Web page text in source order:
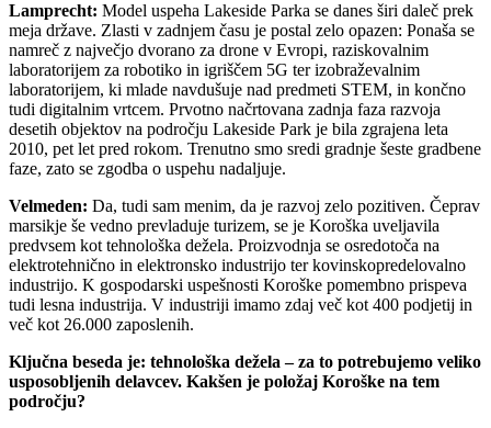
Lamprecht: Model uspeha Lakeside Parka se danes širi daleč prek
meja države. Zlasti v zadnjem času je postal zelo opazen: Ponaša se
namreč z največjo dvorano za drone v Evropi, raziskovalnim
laboratorijem za robotiko in igriščem 5G ter izobraževalnim
laboratorijem, ki mlade navdušuje nad predmeti STEM, in končno
tudi digitalnim vrtcem. Prvotno načrtovana zadnja faza razvoja
desetih objektov na področju Lakeside Park je bila zgrajena leta
2010, pet let pred rokom. Trenutno smo sredi gradnje šeste gradbene
faze, zato se zgodba o uspehu nadaljuje.
Velmeden: Da, tudi sam menim, da je razvoj zelo pozitiven. Čeprav
marsikje še vedno prevladuje turizem, se je Koroška uveljavila
predvsem kot tehnološka dežela. Proizvodnja se osredotoča na
elektrotehnično in elektronsko industrijo ter kovinskopredelovalno
industrijo. K gospodarski uspešnosti Koroške pomembno prispeva
tudi lesna industrija. V industriji imamo zdaj več kot 400 podjetij in
več kot 26.000 zaposlenih.
Ključna beseda je: tehnološka dežela – za to potrebujemo veliko
usposobljenih delavcev. Kakšen je položaj Koroške na tem
področju?